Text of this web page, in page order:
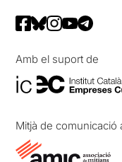
Amb el suport de
Mitjà de comunicació